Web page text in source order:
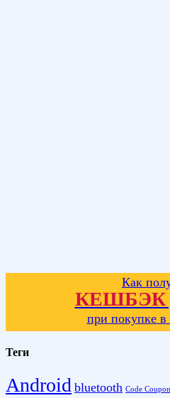
Как
КЕШБЭК
при покупке в
Теги
Android bluetooth Code Coupon